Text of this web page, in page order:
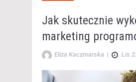
Jak skutecznie
marketing
Eliza Kaczmarska | Lis